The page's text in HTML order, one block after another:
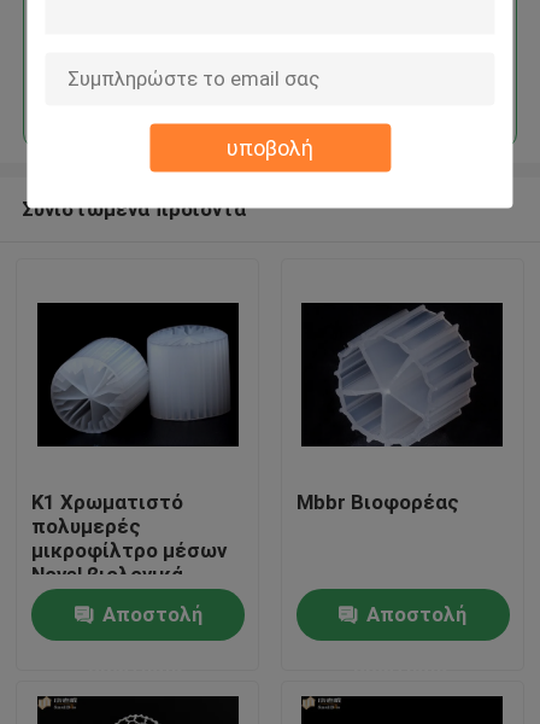
υποβολή
Σπίτι
Προϊόντα
Να συνεχίσει
Συνιστώμενα προϊόντα
K1 Χρωματιστό
πολυμερές
μικροφίλτρο μέσων
Novel βιολογικά
ενεργός φορέας
Αποστολή
Mbbr Βιοφορέας
Αποστολή